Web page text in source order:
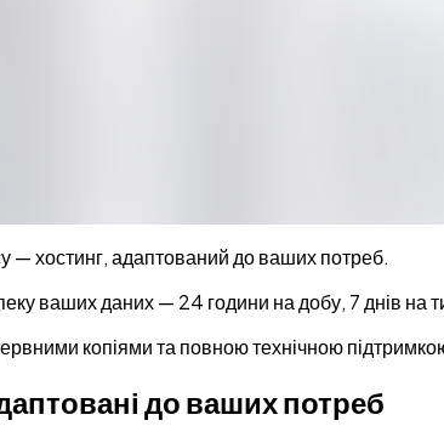
— хостинг, адаптований до ваших потреб.
ваших даних — 24 години на добу, 7 днів на
копіями та повною технічною
до ваших потреб